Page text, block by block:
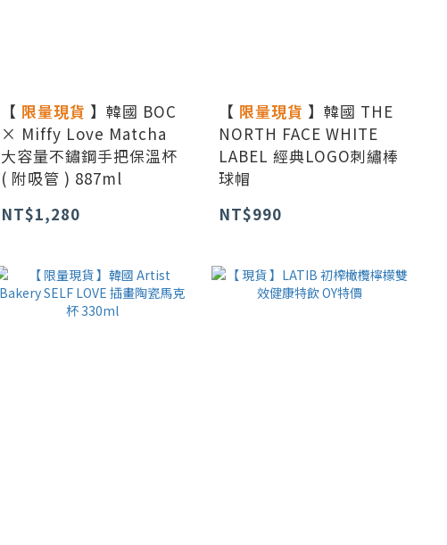
【 限量現貨 】韓國 BOC
× Miffy Love Matcha
大容量不鏽鋼手把保溫杯
( 附吸管 ) 887ml
NT$1,280
【 限量現貨 】韓國 THE
NORTH FACE WHITE
LABEL 經典LOGO刺繡棒
球帽
NT$990